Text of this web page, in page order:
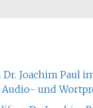
Joachim Paul
Audio- und